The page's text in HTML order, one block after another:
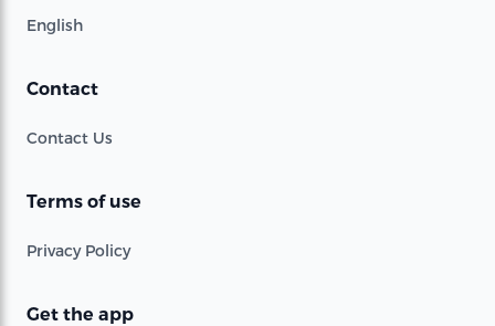
English
Contact
Contact Us
Terms of use
Privacy Policy
Get the app